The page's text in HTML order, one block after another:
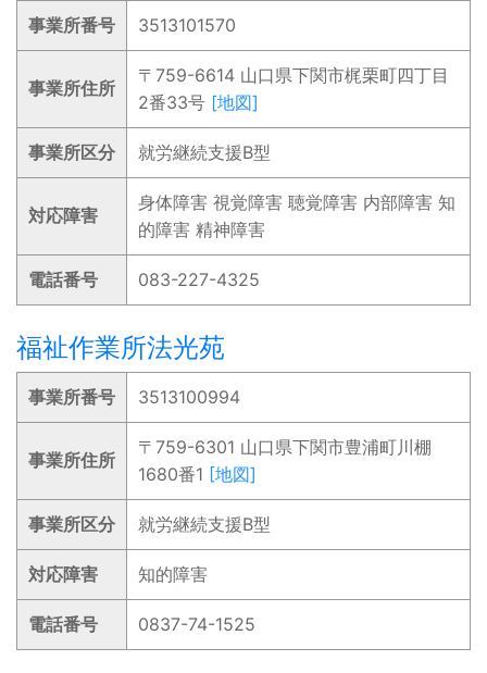
事業所番号 3513101570
事業所住所
〒759-6614 山口県下関市梶栗町四丁目
2番33号 [地図]
事業所区分 就労継続支援B型
対応障害
身体障害 視覚障害 聴覚障害 内部障害 知
的障害 精神障害
電話番号 083-227-4325
福祉作業所法光苑
事業所番号 3513100994
事業所住所
〒759-6301 山口県下関市豊浦町川棚
1680番1 [地図]
事業所区分 就労継続支援B型
対応障害 知的障害
電話番号 0837-74-1525